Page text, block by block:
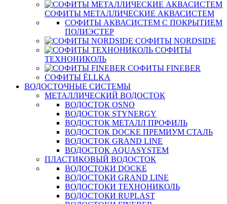
СОФИТЫ МЕТАЛЛИЧЕСКИЕ АКВАСИСТЕМ
СОФИТЫ АКВАСИСТЕМ С ПОКРЫТИЕМ
ПОЛИЭСТЕР
СОФИТЫ NORDSIDE
СОФИТЫ
ТЕХНОНИКОЛЬ
СОФИТЫ FINEBER
СОФИТЫ ЁLLKA
ВОДОСТОЧНЫЕ СИСТЕМЫ
МЕТАЛЛИЧЕСКИЙ ВОДОСТОК
ВОДОСТОК OSNO
ВОДОСТОК STYNERGY
ВОДОСТОК МЕТАЛЛ ПРОФИЛЬ
ВОДОСТОК DOCKE ПРЕМИУМ СТАЛЬ
ВОДОСТОК GRAND LINE
ВОДОСТОК AQUASYSTEM
ПЛАСТИКОВЫЙ ВОДОСТОК
ВОДОСТОКИ DOCKE
ВОДОСТОКИ GRAND LINE
ВОДОСТОКИ ТЕХНОНИКОЛЬ
ВОДОСТОКИ RUPLAST